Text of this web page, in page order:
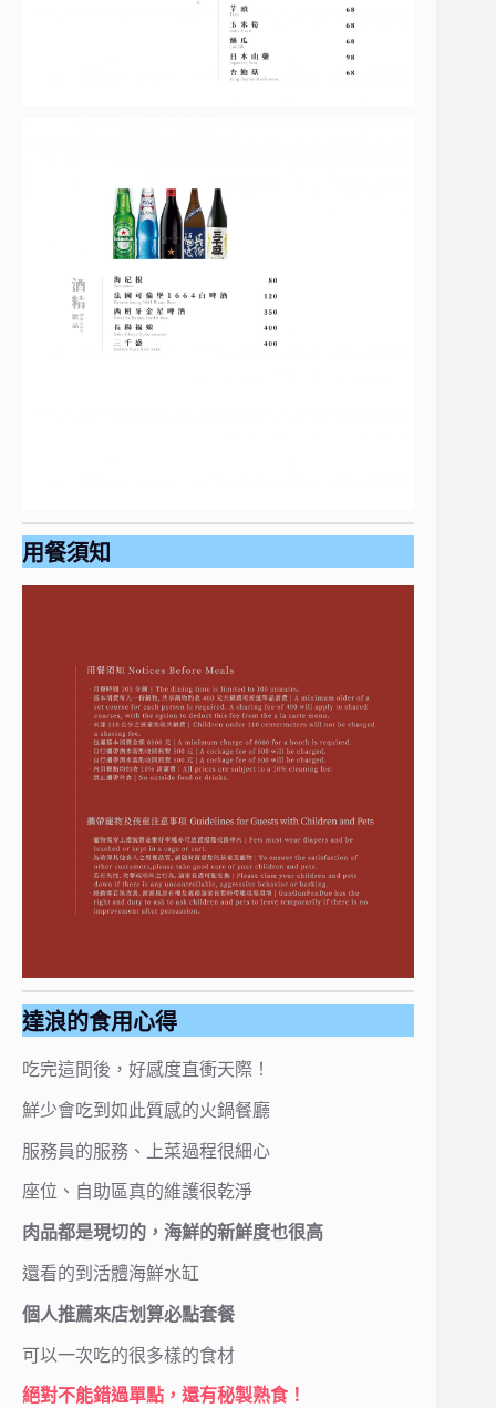
用餐須知
達浪的食用心得
吃完這間後，好感度直衝天際！
鮮少會吃到如此質感的火鍋餐廳
服務員的服務、上菜過程很細心
座位、自助區真的維護很乾淨
肉品都是現切的，海鮮的新鮮度也很高
還看的到活體海鮮水缸
個人推薦來店划算必點套餐
可以一次吃的很多樣的食材
絕對不能錯過單點，還有秘製熟食！